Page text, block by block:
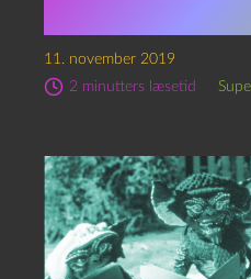
11. november 2019
2 minutters læsetid